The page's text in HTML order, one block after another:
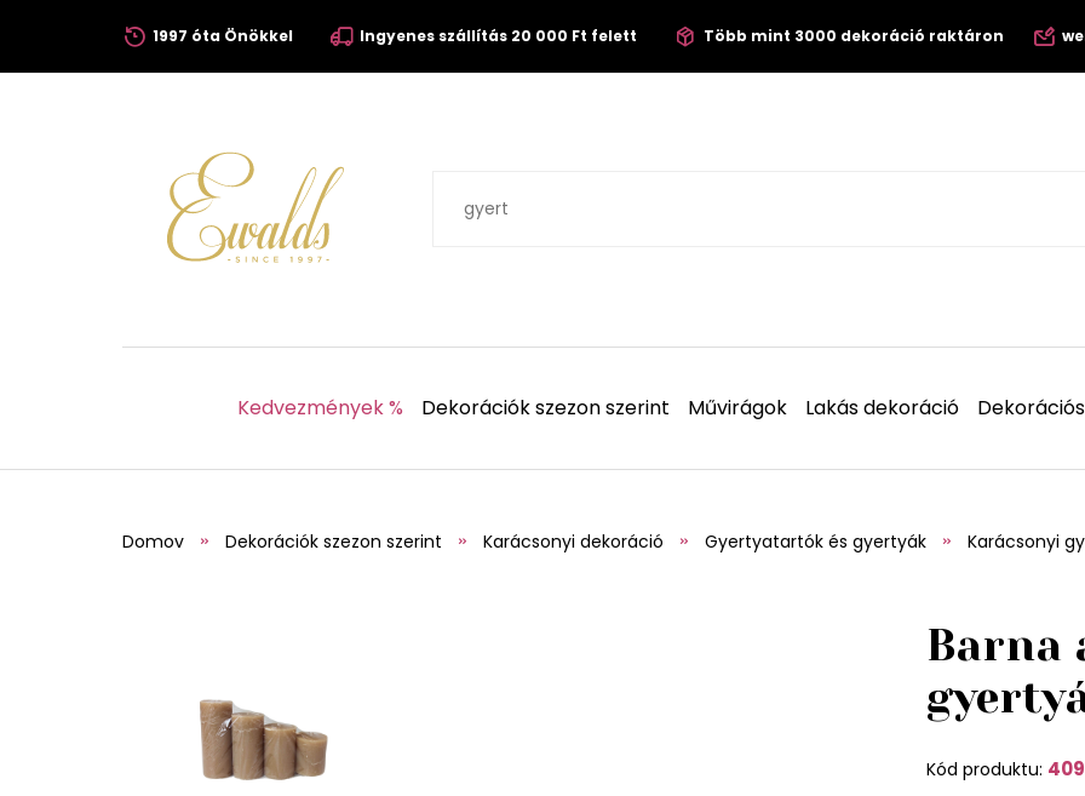
1997 óta Önökkel Ingyenes szállítás 20 000 Ft felett Több mint 3000 dekoráció raktáron
Kedvezmények % Dekorációk szezon szerint Művirágok Lakás dekoráció
Domov Dekorációk szezon szerint Karácsonyi dekoráció Gyertyatartók és gyertyák Karácsonyi
Barna
Kód produktu: